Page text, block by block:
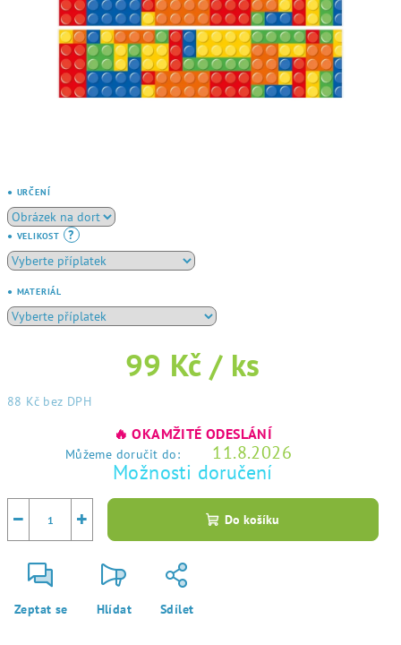
● URČENÍ
● VELIKOST ?
● MATERIÁL
99 Kč / ks
88 Kč bez DPH
🔥 OKAMŽITÉ ODESLÁNÍ
Můžeme doručit do: 11.8.2026
Možnosti doručení
+
− Do košíku
Zeptat se Hlídat Sdílet